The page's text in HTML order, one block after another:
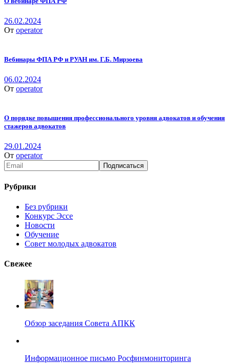
26.02.2024
От operator
Вебинары ФПА РФ и РУАН им. Г.Б. Мирзоева
06.02.2024
От operator
О порядке повышения профессионального уровня адвокатов и обучения
стажеров адвокатов
29.01.2024
От operator
Рубрики
Без рубрики
Конкурс Эссе
Новости
Обучение
Совет молодых адвокатов
Свежее
Обзор заседания Совета АПКК
Информационное письмо Росфинмониторинга